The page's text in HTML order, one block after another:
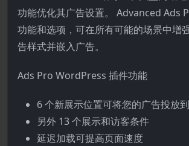
功能优化其广告设置。 Advanced Ads
功能和选项，可在所有可能的场景中增
告样式并嵌入广告。
Ads Pro WordPress 插件功能
6 个新展示位置可将您的广告投放
另外 13 个展示和访客条件
延迟加载可提高页面速度